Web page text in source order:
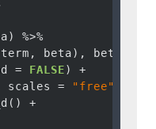
%>%
beta), beta,
=
FALSE) +
scales =
"free"
+